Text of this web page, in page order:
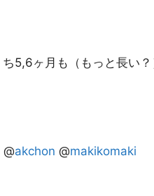
5,6ヶ月も（もっと長い
@akchon @makikomaki